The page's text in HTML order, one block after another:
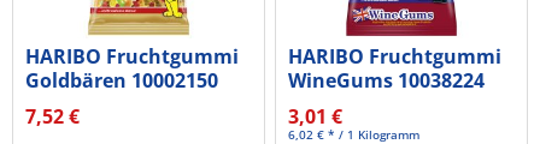
HARIBO Fruchtgummi
Goldbären 10002150
1kg
7,52 €
HARIBO Fruchtgummi
WineGums 10038224
500g
3,01 €
6,02 € * / 1 Kilogramm